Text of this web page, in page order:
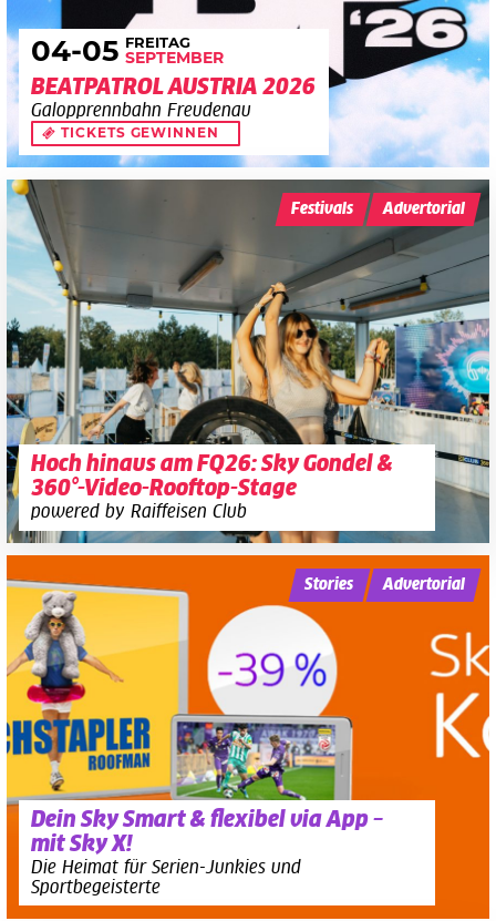
04-05 FREITAG
SEPTEMBER
BEATPATROL AUSTRIA 2026
Galopprennbahn Freudenau
TICKETS GEWINNEN
Hoch hinaus am FQ26: Sky Gondel &
360°-Video-Rooftop-Stage
powered by Raiffeisen Club
Festivals Advertorial
Dein Sky Smart & flexibel via App –
mit Sky X!
Die Heimat für Serien-Junkies und
Sportbegeisterte
Stories Advertorial